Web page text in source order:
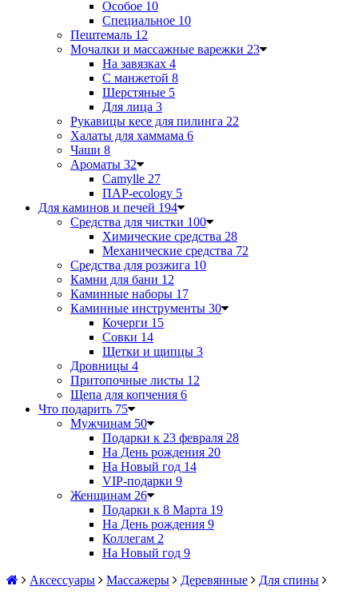
Особое 10
Специальное 10
Пештемаль 12
Мочалки и массажные варежки 23
На завязках 4
С манжетой 8
Шерстяные 5
Для лица 3
Рукавицы кесе для пилинга 22
Халаты для хаммама 6
Чаши 8
Ароматы 32
Camylle 27
ПАР-ecology 5
Для каминов и печей 194
Средства для чистки 100
Химические средства 28
Механические средства 72
Средства для розжига 10
Камни для бани 12
Каминные наборы 17
Каминные инструменты 30
Кочерги 15
Совки 14
Щетки и щипцы 3
Дровницы 4
Притопочные листы 12
Щепа для копчения 6
Что подарить 75
Мужчинам 50
Подарки к 23 февраля 28
На День рождения 20
На Новый год 14
VIP-подарки 9
Женщинам 26
Подарки к 8 Марта 19
На День рождения 9
Коллегам 2
На Новый год 9
Аксессуары
Массажеры Деревянные Для спины